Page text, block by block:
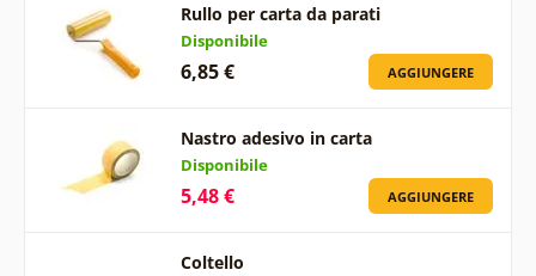
Rullo per carta da parati
Disponibile
6,85 € AGGIUNGERE
Nastro adesivo in carta
Disponibile
5,48 € AGGIUNGERE
Coltello